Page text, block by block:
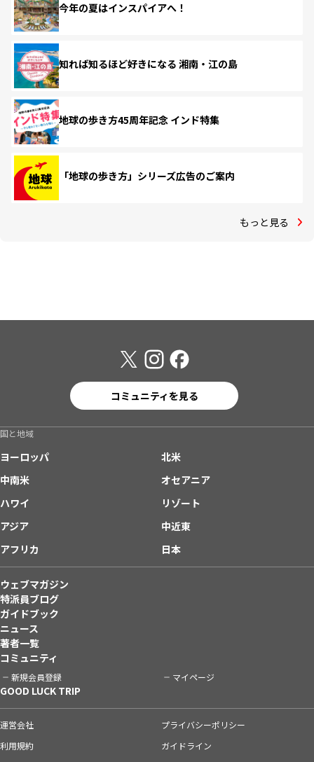
今年の夏はインスパイアへ！
知れば知るほど好きになる 湘南・江の島
地球の歩き方45周年記念 インド特集
「地球の歩き方」シリーズ広告のご案内
もっと見る
コミュニティを見る
国と地域
ヨーロッパ
北米
中南米
オセアニア
ハワイ
リゾート
アジア
中近東
アフリカ
日本
ウェブマガジン
特派員ブログ
ガイドブック
ニュース
著者一覧
コミュニティ
新規会員登録 マイページ
GOOD LUCK TRIP
運営会社
プライバシーポリシー
利用規約
ガイドライン